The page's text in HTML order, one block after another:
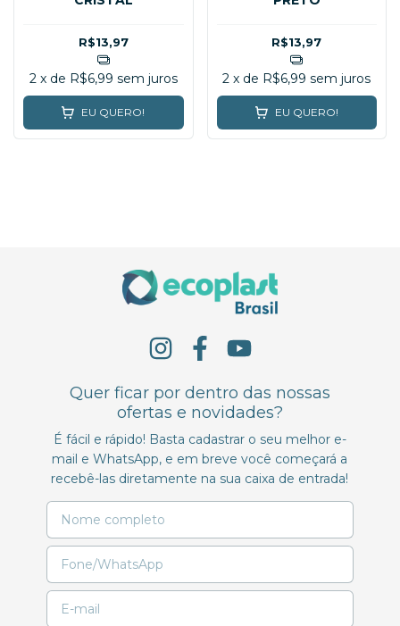
R$13,97
2 x de R$6,99 sem juros
EU QUERO!
R$13,97
2 x de R$6,99 sem juros
EU QUERO!
Quer ficar por dentro das nossas
ofertas e novidades?
É fácil e rápido! Basta cadastrar o seu melhor e-
mail e WhatsApp, e em breve você começará a
recebê-las diretamente na sua caixa de entrada!